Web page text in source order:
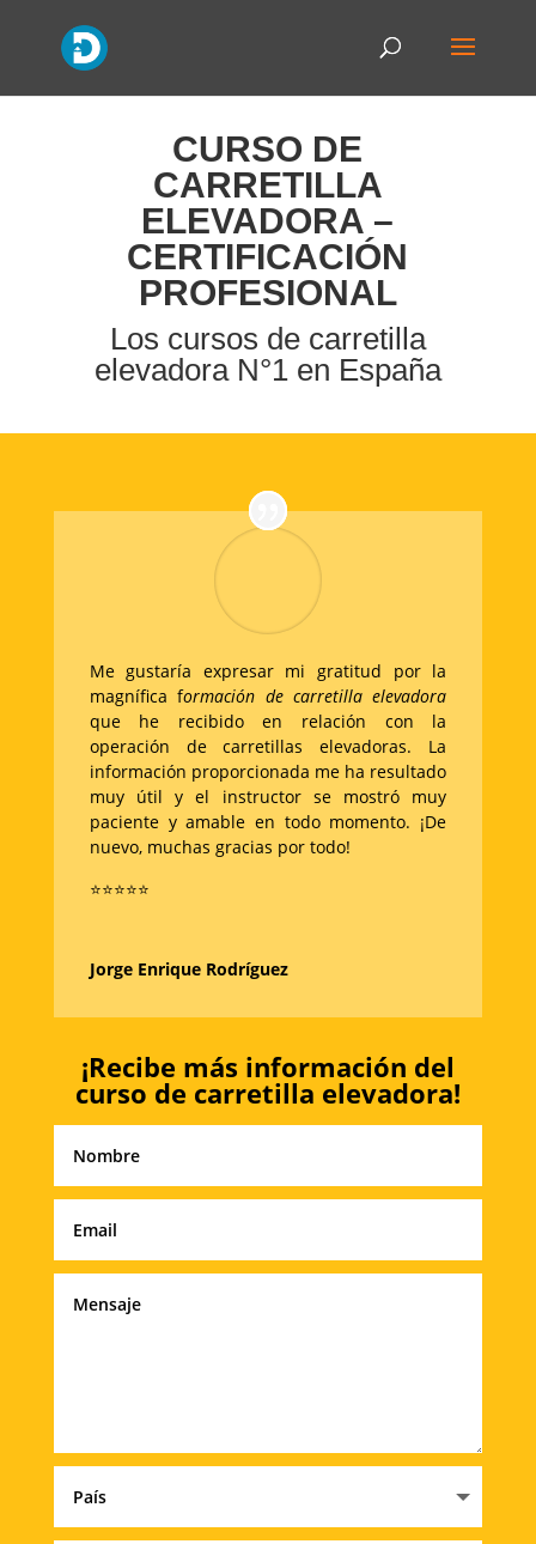
CURSO DE
CARRETILLA
ELEVADORA –
CERTIFICACIÓN
PROFESIONAL
Los cursos de carretilla
elevadora N°1 en España
Me gustaría expresar mi gratitud por la
magnífica formación de carretilla elevadora
que he recibido en relación con la
operación de carretillas elevadoras. La
información proporcionada me ha resultado
muy útil y el instructor se mostró muy
paciente y amable en todo momento. ¡De
nuevo, muchas gracias por todo!
⭐⭐⭐⭐⭐
Jorge Enrique Rodríguez
¡Recibe más información del
curso de carretilla elevadora!